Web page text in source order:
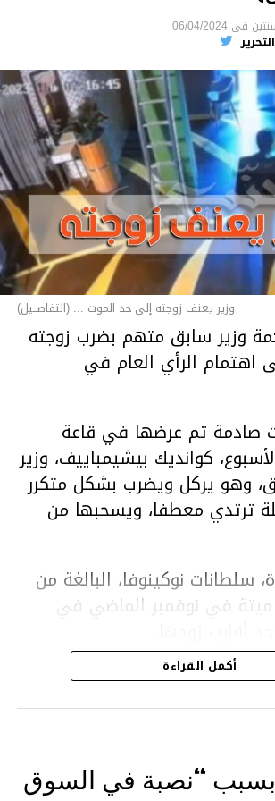
فى 06/04/2024
وزير يعنف زوجته إلى حد الموت ... (التفاصــيل)
وزير سابق متهم بضرب زوجته
اهتمام الرأي العام في
صادمة تم عرضها في قاعة
كوانديك بيشيمباييف، وزير
وهو يركل ويضرب بشكل متكرر
ترتدي معطفا، ويسحبها من
سلطانات نوكينوفا، البالغة من
عاما، ميتة في نوفمبر الماضي في
الشرعي، توفيت نوكينوفا
الدماغ، وكانت إحدى عظام
هناك كدمات متعددة على
ويديها.
أكمل القراءة
بسبب “نصبة في السوق